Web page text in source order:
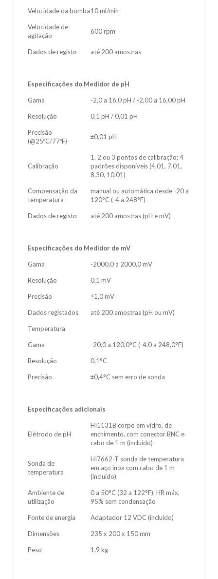
Velocidade da bomba10 ml/min
Velocidade de
agitação
600 rpm
Dados de registo até 200 amostras
Especificações do Medidor de pH
Gama -2,0 a 16,0 pH / -2,00 a 16,00 pH
Resolução 0,1 pH / 0,01 pH
Precisão
(@25ºC/77ºF)
±0,01 pH
Calibração
1, 2 ou 3 pontos de calibração; 4
padrões disponíveis (4,01, 7,01,
8,30, 10,01)
Compensação da
temperatura
manual ou automática desde -20 a
120°C (-4 a 248°F)
Dados de registo até 200 amostras (pH e mV)
Especificações do Medidor de mV
Gama -2000,0 a 2000,0 mV
Resolução 0,1 mV
Precisão ±1,0 mV
Dados registados até 200 amostras (pH ou mV)
Temperatura
Gama -20,0 a 120,0°C (-4,0 a 248,0°F)
Resolução 0,1°C
Precisão ±0,4°C sem erro de sonda
Especificações adicionais
Elétrodo de pH
HI1131B corpo em vidro, de
enchimento, com conector BNC e
cabo de 1 m (incluído)
Sonda de
temperatura
HI7662-T sonda de temperatura
em aço inox com cabo de 1 m
(incluído)
Ambiente de
utilização
0 a 50°C (32 a 122°F); HR máx,
95% sem condensação
Fonte de energia Adaptador 12 VDC (incluído)
Dimensões 235 x 200 x 150 mm
Peso 1,9 kg